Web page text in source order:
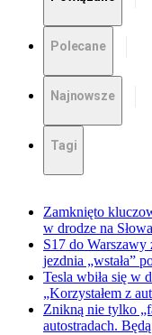
Polecane
Najnowsze
Tagi
Zamknięto
w drodze na
S17 do Warszawy
jezdnia „wstała”
Tesla wbiła się w
„Korzystałem z
Znikną nie tylko
autostradach.